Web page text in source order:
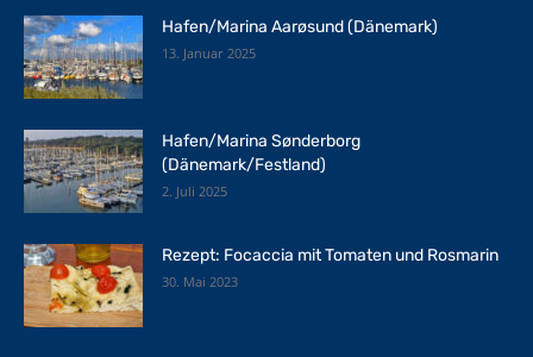
Hafen/Marina Aarøsund (Dänemark)
13. Januar 2025
Hafen/Marina Sønderborg
(Dänemark/Festland)
2. Juli 2025
Rezept: Focaccia mit Tomaten und Rosmarin
30. Mai 2023